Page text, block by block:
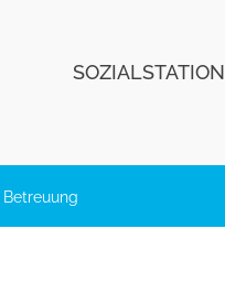
SOZIALSTATION